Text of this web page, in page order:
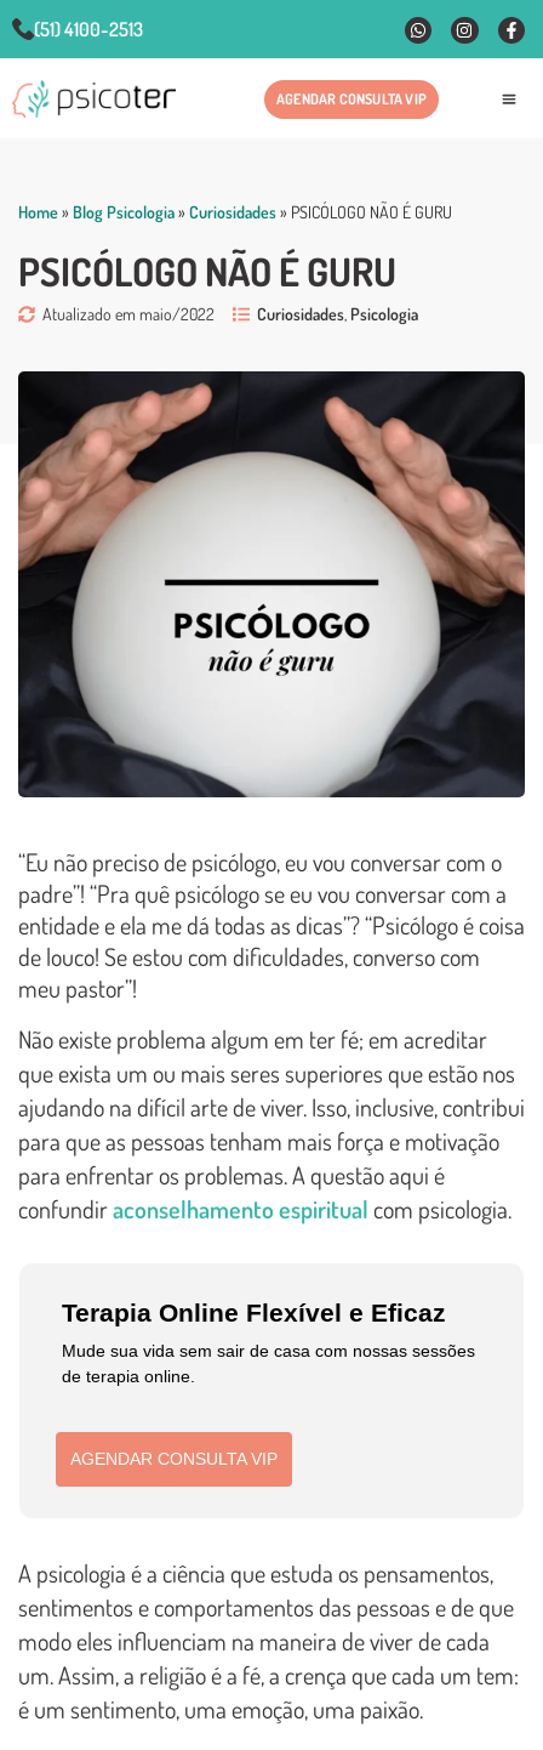
(51) 4100-2513
AGENDAR CONSULTA VIP
Home» Blog Psicologia» Curiosidades» PSICÓLOGO NÃO É GURU
PSICÓLOGO NÃO É GURU
Atualizado em maio/2022 Curiosidades Psicologia
“Eu não preciso de psicólogo, eu vou conversar com o
padre”! “Pra quê psicólogo se eu vou conversar com a
entidade e ela me dá todas as dicas”? “Psicólogo é coisa
de louco! Se estou com dificuldades, converso com
meu pastor”!
Não existe problema algum em ter fé; em acreditar
que exista um ou mais seres superiores que estão nos
ajudando na difícil arte de viver. Isso, inclusive, contribui
para que as pessoas tenham mais força e motivação
para enfrentar os problemas. A questão aqui é
confundiraconselhamento espiritual com psicologia.
Terapia Online Flexível e Eficaz
Mude sua vida sem sair de casa com nossas sessões
de terapia online.
AGENDAR CONSULTA VIP
A psicologia é a ciência que estuda os pensamentos,
sentimentos e comportamentos das pessoas e de que
modo eles influenciam na maneira de viver de cada
um. Assim, a religião é a fé, a crença que cada um tem:
é um sentimento, uma emoção, uma paixão.